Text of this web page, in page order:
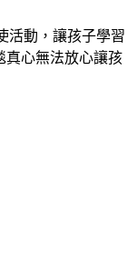
活動，讓孩子學習
真心無法放心讓孩